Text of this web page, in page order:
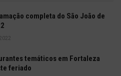
completa do São João de
temáticos em Fortaleza
feriado